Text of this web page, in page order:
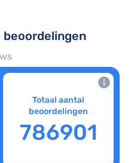
Totaal aantal
beoordelingen
786901